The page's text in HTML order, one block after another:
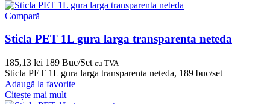
Compară
Sticla PET 1L gura larga transparenta neteda
185,13 lei 189 Buc/Set cu TVA
Sticla PET 1L gura larga transparenta neteda, 189 buc/set
Adaugă la favorite
Citește mai mult